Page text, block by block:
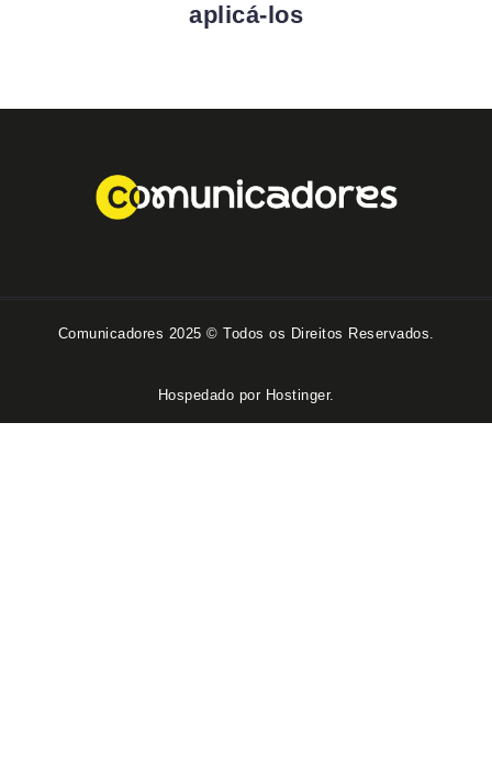
aplicá-los
Comunicadores 2025 © Todos os Direitos Reservados.
Hospedado por Hostinger.